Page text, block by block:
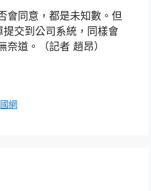
會同意，都是未知數。但
交到公司系統，同樣會
道。（記者 趙昂）
網